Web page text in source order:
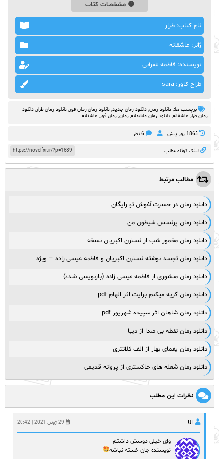
مشخصات کتاب
نام کتاب: طرار
ژانر: عاشقانه
نویسنده: فاطمه غفرانی
طراح کاور: sara
برچسب ها:, دانلود رمان, دانلود رمان جدید, دانلود رمان رمان فور, دانلود رمان طرار, دانلود
رمان طرار عاشقانه, دانلود رمان عاشقانه, رمان, رمان فور, عاشقانه
1865 روز پيش 6 نظر
https://novelfor.ir/?p=1689 لینک کوتاه مطلب:
مطالب مرتبط
دانلود رمان در حسرت آغوش تو رایگان
دانلود رمان پرنسس شیطون من
دانلود رمان مخمور شب از نسترن اکبریان نسخه
دانلود رمان تجسد نوشته نسترن اکبریان و فاطمه عیسی زاده – ویژه
دانلود رمان منشوری از فاطمه عیسی زاده (بازنویسی شده)
دانلود رمان گریه میکنم برایت اثر الهام pdf
دانلود رمان شاهان اثر سپیده شهریور pdf
دانلود رمان نقطه بی صدا از دیبا
دانلود رمان یغمای بهار از الف کلانتری
دانلود رمان شعله های خاکستری از پروانه قدیمی
نظرات این مطلب
الا 29 ژوئن 2021 | 20:42
وای خیلی دوسش داشتم
نویسنده جان خسته نباشه